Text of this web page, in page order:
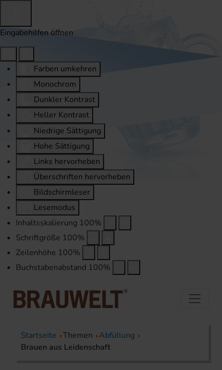
Eingabehilfen öffnen
Farben umkehren
Monochrom
Dunkler Kontrast
Heller Kontrast
Niedrige Sättigung
Hohe Sättigung
Links hervorheben
Überschriften hervorheben
Bildschirmleser
Lesemodus
Inhaltsskalierung 100%
Schriftgröße 100%
Zeilenhöhe 100%
Buchstabenabstand 100%
Startseite Themen
Abfüllung
Brauen aus Leidenschaft